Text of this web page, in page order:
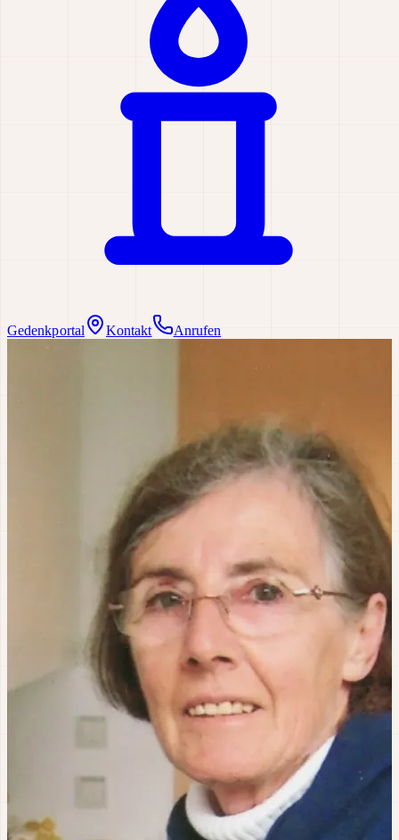
Gedenkportal Kontakt Anrufen